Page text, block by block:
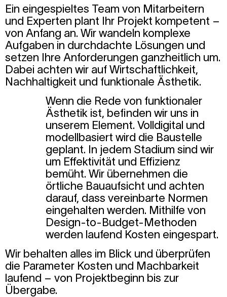
Ein eingespieltes Team von Mitarbeitern
und Experten plant Ihr Projekt kompetent –
von Anfang an. Wir wandeln komplexe
Aufgaben in durchdachte Lösungen und
setzen Ihre Anforderungen ganzheitlich um.
Dabei achten wir auf Wirtschaftlichkeit,
Nachhaltigkeit und funktionale Ästhetik.
Wenn die Rede von funktionaler
Ästhetik ist, befinden wir uns in
unserem Element. Volldigital und
modellbasiert wird die Baustelle
geplant. In jedem Stadium sind wir
um Effektivität und Effizienz
bemüht. Wir übernehmen die
örtliche Bauaufsicht und achten
darauf, dass vereinbarte Normen
eingehalten werden. Mithilfe von
Design-to-Budget-Methoden
werden laufend Kosten eingespart.
Wir behalten alles im Blick und überprüfen
die Parameter Kosten und Machbarkeit
laufend – von Projektbeginn bis zur
Übergabe.